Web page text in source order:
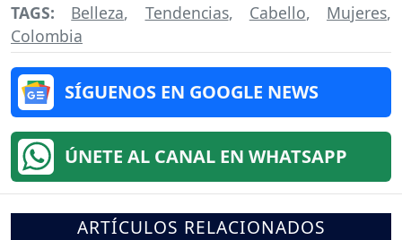
TAGS: Belleza, Tendencias, Cabello, Mujeres,
Colombia
SÍGUENOS EN GOOGLE NEWS
ÚNETE AL CANAL EN WHATSAPP
ARTÍCULOS RELACIONADOS